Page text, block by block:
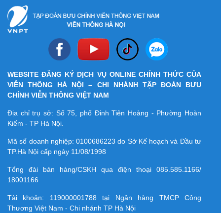
WEBSITE ĐĂNG KÝ DỊCH VỤ ONLINE CHÍNH THỨC CỦA
VIỄN THÔNG HÀ NỘI – CHI NHÁNH TẬP ĐOÀN BƯU
CHÍNH VIỄN THÔNG VIỆT NAM
Địa chỉ trụ sở: Số 75, phố Đinh Tiên Hoàng - Phường Hoàn
Kiếm - TP Hà Nội.
Mã số doanh nghiệp:0100686223 do Sở Kế hoạch và Đầu tư
TP.Hà Nội cấp ngày 11/08/1998
Tổng đài bán hàng/CSKH qua điện thoại 085.585.1166/
18001166
Tài khoản: 119000001788 tại Ngân hàng TMCP Công
Thương Việt Nam - Chi nhánh TP Hà Nội